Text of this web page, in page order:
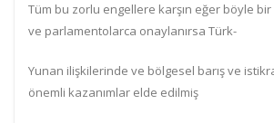
Tüm bu zorlu engellere karşın eğer böyle
ve parlamentolarca onaylanırsa Türk-
Yunan ilişkilerinde ve bölgesel barış ve
önemli kazanımlar elde edilmiş